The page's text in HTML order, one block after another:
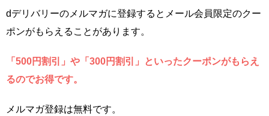
dデリバリーのメルマガに登録するとメール会員限定のクー
ポンがもらえることがあります。
「500円割引」や「300円割引」といったクーポンがもらえ
るのでお得です。
メルマガ登録は無料です。